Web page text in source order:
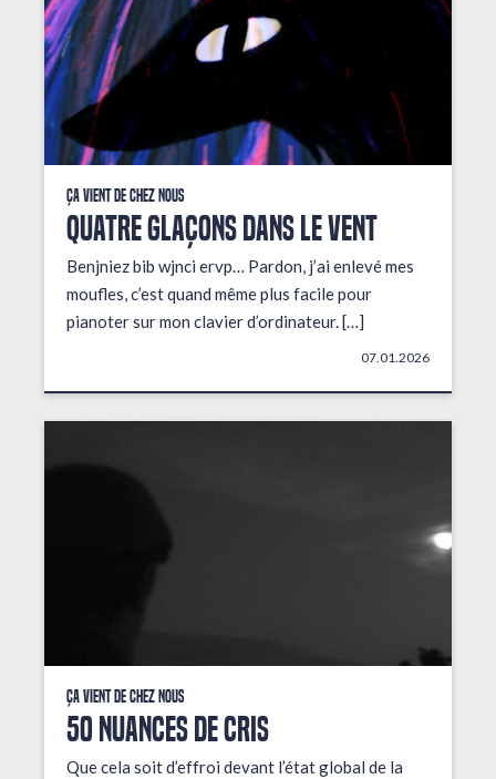
Ça vient de chez nous
QUATRE GLAÇONS DANS LE VENT
Benjniez bib wjnci ervp… Pardon, j’ai enlevé mes
moufles, c’est quand même plus facile pour
pianoter sur mon clavier d’ordinateur. […]
07.01.2026
Ça vient de chez nous
50 NUANCES DE CRIS
Que cela soit d’effroi devant l’état global de la